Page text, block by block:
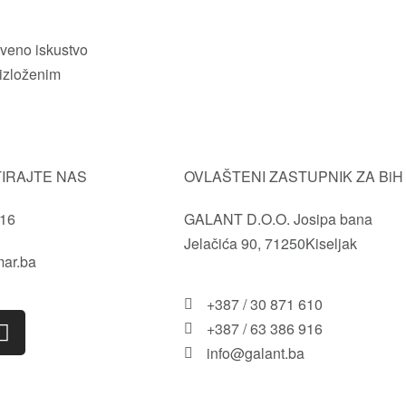
iskustvo
NAS OVLAŠTENI ZASTUPNIK ZA BiH
GALANT D.O.O. Josipa bana
Jelačića 90, 71250Kiseljak
+387 / 30 871 610
+387 / 63 386 916
info@galant.ba